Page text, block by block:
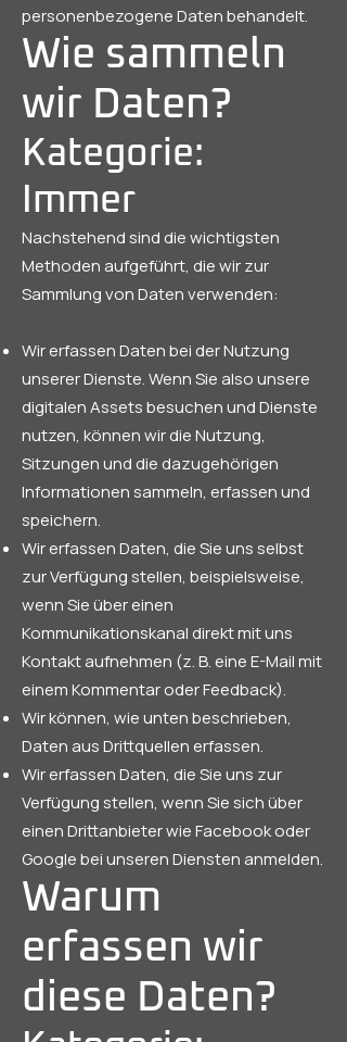
personenbezogene Daten behandelt.
Wie sammeln
wir Daten?
Kategorie:
Immer
Nachstehend sind die wichtigsten
Methoden aufgeführt, die wir zur
Sammlung von Daten verwenden:
Wir erfassen Daten bei der Nutzung
unserer Dienste. Wenn Sie also unsere
digitalen Assets besuchen und Dienste
nutzen, können wir die Nutzung,
Sitzungen und die dazugehörigen
Informationen sammeln, erfassen und
speichern.
Wir erfassen Daten, die Sie uns selbst
zur Verfügung stellen, beispielsweise,
wenn Sie über einen
Kommunikationskanal direkt mit uns
Kontakt aufnehmen (z. B. eine E-Mail mit
einem Kommentar oder Feedback).
Wir können, wie unten beschrieben,
Daten aus Drittquellen erfassen.
Wir erfassen Daten, die Sie uns zur
Verfügung stellen, wenn Sie sich über
einen Drittanbieter wie Facebook oder
Google bei unseren Diensten anmelden.
Warum
erfassen wir
diese Daten?